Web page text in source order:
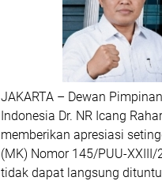
JAKARTA – Dewan
Indonesia Dr. NR Icang
memberikan apresiasi
(MK) Nomor 145/PUU-
tidak dapat langsung